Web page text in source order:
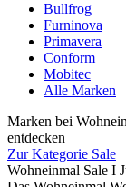
Bullfrog
Furninova
Primavera
Conform
Mobitec
Alle Marken
Marken bei
entdecken
Zur Kategorie Sale
Wohneinmal Sale I